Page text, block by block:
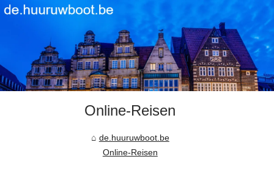
Online-Reisen
de.huuruwboot.be
Online-Reisen